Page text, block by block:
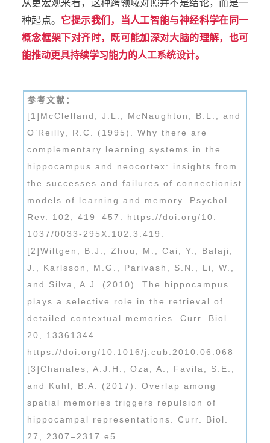
从更宏观来看，这种跨领域对照并不是结论，而是一
种起点。 它提示我们，当人工智能与神经科学在同一
概念框架下对齐时，既可能加深对大脑的理解，也可
能推动更具持续学习能力的人工系统设计。
参考文献：
[1]McClelland, J.L., McNaughton, B.L., and
O’Reilly, R.C. (1995). Why there are
complementary learning systems in the
hippocampus and neocortex: insights from
the successes and failures of connectionist
models of learning and memory. Psychol.
Rev. 102, 419–457. https://doi.org/10.
1037/0033-295X.102.3.419.
[2]Wiltgen, B.J., Zhou, M., Cai, Y., Balaji,
J., Karlsson, M.G., Parivash, S.N., Li, W.,
and Silva, A.J. (2010). The hippocampus
plays a selective role in the retrieval of
detailed contextual memories. Curr. Biol.
20, 13361344.
https://doi.org/10.1016/j.cub.2010.06.068
[3]Chanales, A.J.H., Oza, A., Favila, S.E.,
and Kuhl, B.A. (2017). Overlap among
spatial memories triggers repulsion of
hippocampal representations. Curr. Biol.
27, 2307–2317.e5.